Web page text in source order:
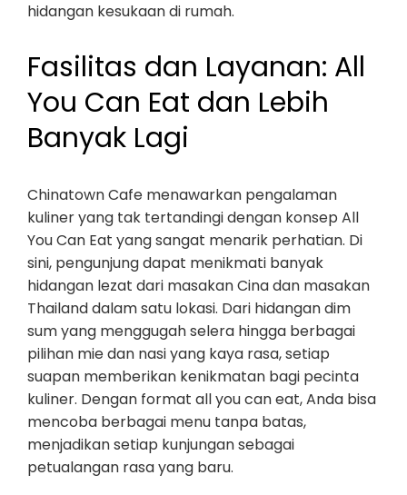
hidangan kesukaan di rumah.
Fasilitas dan Layanan: All
You Can Eat dan Lebih
Banyak Lagi
Chinatown Cafe menawarkan pengalaman
kuliner yang tak tertandingi dengan konsep All
You Can Eat yang sangat menarik perhatian. Di
sini, pengunjung dapat menikmati banyak
hidangan lezat dari masakan Cina dan masakan
Thailand dalam satu lokasi. Dari hidangan dim
sum yang menggugah selera hingga berbagai
pilihan mie dan nasi yang kaya rasa, setiap
suapan memberikan kenikmatan bagi pecinta
kuliner. Dengan format all you can eat, Anda bisa
mencoba berbagai menu tanpa batas,
menjadikan setiap kunjungan sebagai
petualangan rasa yang baru.